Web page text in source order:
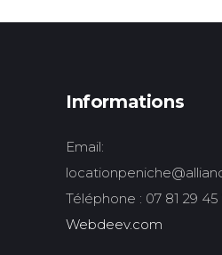
Informations
Email:
Téléphone : 07 81 29
Webdeev.com